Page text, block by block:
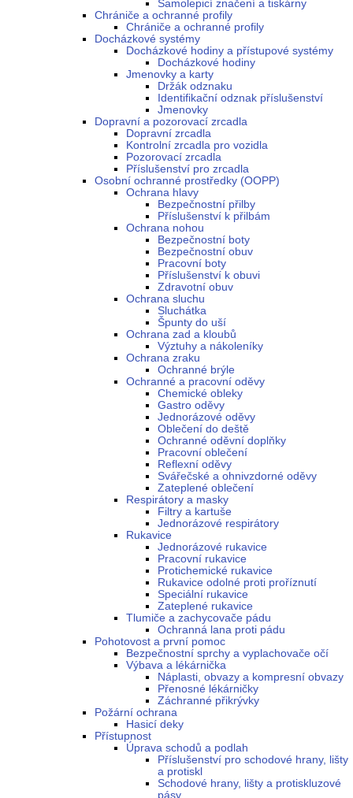
Samolepicí značení a tiskárny
Chrániče a ochranné profily
Chrániče a ochranné profily
Docházkové systémy
Docházkové hodiny a přístupové systémy
Docházkové hodiny
Jmenovky a karty
Držák odznaku
Identifikační odznak příslušenství
Jmenovky
Dopravní a pozorovací zrcadla
Dopravní zrcadla
Kontrolní zrcadla pro vozidla
Pozorovací zrcadla
Příslušenství pro zrcadla
Osobní ochranné prostředky (OOPP)
Ochrana hlavy
Bezpečnostní přilby
Příslušenství k přilbám
Ochrana nohou
Bezpečnostní boty
Bezpečnostní obuv
Pracovní boty
Příslušenství k obuvi
Zdravotní obuv
Ochrana sluchu
Sluchátka
Špunty do uší
Ochrana zad a kloubů
Výztuhy a nákoleníky
Ochrana zraku
Ochranné brýle
Ochranné a pracovní oděvy
Chemické obleky
Gastro oděvy
Jednorázové oděvy
Oblečení do deště
Ochranné oděvní doplňky
Pracovní oblečení
Reflexní oděvy
Svářečské a ohnivzdorné oděvy
Zateplené oblečení
Respirátory a masky
Filtry a kartuše
Jednorázové respirátory
Rukavice
Jednorázové rukavice
Pracovní rukavice
Protichemické rukavice
Rukavice odolné proti proříznutí
Speciální rukavice
Zateplené rukavice
Tlumiče a zachycovače pádu
Ochranná lana proti pádu
Pohotovost a první pomoc
Bezpečnostní sprchy a vyplachovače očí
Výbava a lékárnička
Náplasti, obvazy a kompresní obvazy
Přenosné lékárničky
Záchranné přikrývky
Požární ochrana
Hasicí deky
Přístupnost
Úprava schodů a podlah
Příslušenství pro schodové hrany, lišty
a protiskl
Schodové hrany, lišty a protiskluzové
pásy